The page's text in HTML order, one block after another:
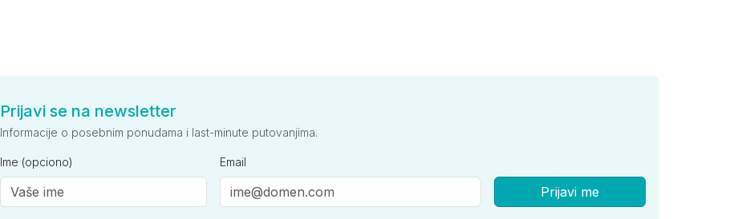
Prijavi se na newsletter
Informacije o posebnim ponudama i last-minute putovanjima.
Ime (opciono) Email
Prijavi me